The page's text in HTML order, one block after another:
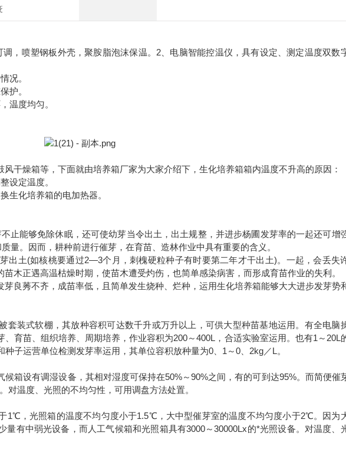
，喷塑钢板外壳，聚胺脂泡沫保温。2、电脑智能控温仪，具有设定、测定温度双数
况。
护。
温度均匀。
干燥箱等，下面就由培养箱厂家为大家介绍下，生化培养箱箱内温度不升高的原因：
设定温度。
生化培养箱的电加热器。
止能够免除休眠，还可使幼芽当令出土，出土规整，并进步杨圃发芽率的一起还可增
量。因而，耕种前进行催芽，在育苗、造林作业中具有重要的含义。
出土(如核桃要通过2—3个月，刺槐硬粒种子有时要第二年才干出土)。一起，会丢失
木正遇高温枯燥时期，使苗木遭受灼伤，也简单感染病害，而形成育苗作业的失利。
良莠不齐，成苗率低，且简单发生烧种、烂种，运用生化培养箱能够大大进步发芽势
套装式软棚，其放种容积可达数千升或万升以上，可供大型种苗基地运用。有全电脑
育苗、组织培养、周期培养，作业容积为200～400L，合适实验室运用。也有1～20L
子运营单位检测发芽率运用，其单位容积放种量为0、1～0、2kg／L。
箱设有调湿设备，其相对湿度可保持在50%～90%之间，有的可到达95%。而简便催
温度、光照的不均匀性，可用调盘方法处置。
1℃，光照箱的温度不均匀度小于1.5℃，大中型催芽室的温度不均匀度小于2℃。因为
有中弱光设备，而人工气候箱和光照箱具有3000～30000Lx的*光照设备。对温度、